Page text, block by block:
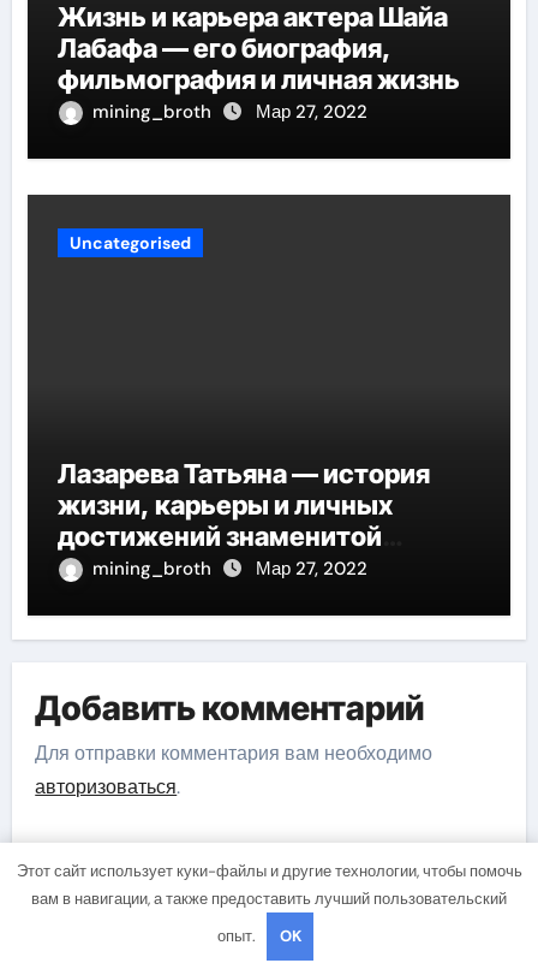
Жизнь и карьера актера Шайа
Лабафа — его биография,
фильмография и личная жизнь
mining_broth Мар 27, 2022
Uncategorised
Лазарева Татьяна — история
жизни, карьеры и личных
достижений знаменитой
актрисы, восходящей на олимп
mining_broth Мар 27, 2022
Добавить комментарий
Для отправки комментария вам необходимо
авторизоваться.
Этот сайт использует куки-файлы и другие технологии, чтобы помочь
вам в навигации, а также предоставить лучший пользовательский
опыт.
OK